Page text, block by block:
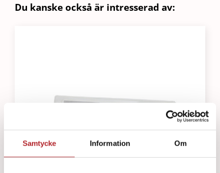
Samtycke Information Om
Du kanske också är intresserad av: